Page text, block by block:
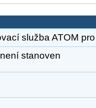
služba ATOM
stanoven